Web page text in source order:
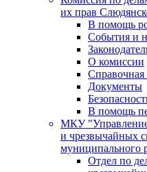
их прав
В помощь
События и
О комиссии
Документы
В помощь
МКУ "Управление
и чрезвычайных
муниципального
Отдел по